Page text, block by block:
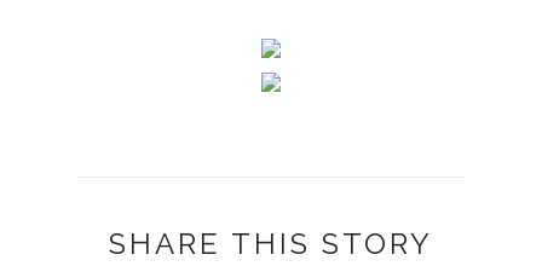
SHARE THIS STORY